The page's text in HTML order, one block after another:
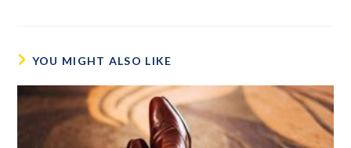
YOU MIGHT ALSO LIKE